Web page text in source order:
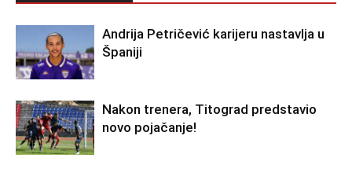
Andrija Petričević karijeru nastavlja u
Španiji
Nakon trenera, Titograd predstavio
novo pojačanje!